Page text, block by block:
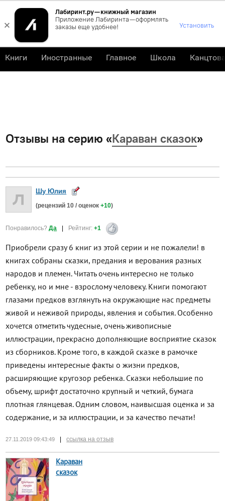
×
Лабиринт.ру — книжный магазин
Приложение Лабиринта — оформлять
заказы еще удобнее!
Установить
Отзывы на серию «Караван сказок»
Шу Юлия
(рецензий10 / оценок+10)
Понравилось?Да Рейтинг:+1
Приобрели сразу 6 книг из этой серии и не пожалели! в
книгах собраны сказки, предания и верования разных
народов и племен. Читать очень интересно не только
ребенку, но и мне - взрослому человеку. Книги помогают
глазами предков взглянуть на окружающие нас предметы
живой и неживой природы, явления и события. Особенно
хочется отметить чудесные, очень живописные
иллюстрации, прекрасно дополняющие восприятие сказок
из сборников. Кроме того, в каждой сказке в рамочке
приведены интересные факты о жизни предков,
расширяющие кругозор ребенка. Сказки небольшие по
объему, шрифт достаточно крупный и четкий, бумага
плотная глянцевая. Одним словом, наивысшая оценка и за
содержание, и за иллюстрации, и за качество печати!
27.11.2019 09:43:49 | ссылка на отзыв
Караван
сказок
Книги Иностранные Главное Школа